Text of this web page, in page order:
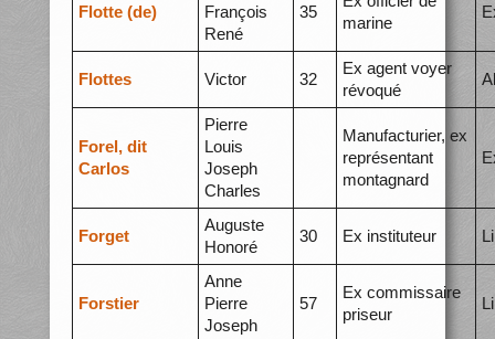
Flotte (de)
François
René
35
marine
Flottes Victor 32
Ex agent voyer
révoqué
Forel, dit
Carlos
Pierre
Louis
Joseph
Charles
Manufacturier, ex
représentant
montagnard
Forget
Auguste
Honoré
30 Ex instituteur
Forstier
Anne
Pierre
Joseph
57
Ex commissaire
priseur